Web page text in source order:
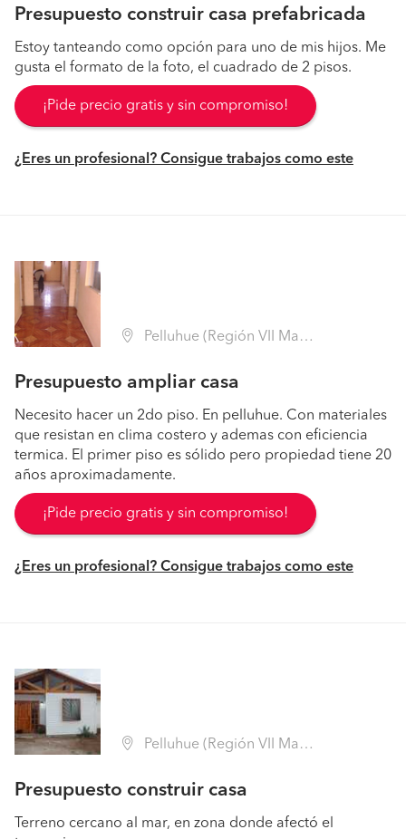
Presupuesto construir casa prefabricada
Estoy tanteando como opción para uno de mis hijos. Me
gusta el formato de la foto, el cuadrado de 2 pisos.
¡Pide precio gratis y sin compromiso!
¿Eres un profesional? Consigue trabajos como este
Pelluhue (Región VII Maule - Cauquenes)
Presupuesto ampliar casa
Necesito hacer un 2do piso. En pelluhue. Con materiales
que resistan en clima costero y ademas con eficiencia
termica. El primer piso es sólido pero propiedad tiene 20
años aproximadamente.
¡Pide precio gratis y sin compromiso!
¿Eres un profesional? Consigue trabajos como este
Pelluhue (Región VII Maule - Cauquenes)
Presupuesto construir casa
Terreno cercano al mar, en zona donde afectó el